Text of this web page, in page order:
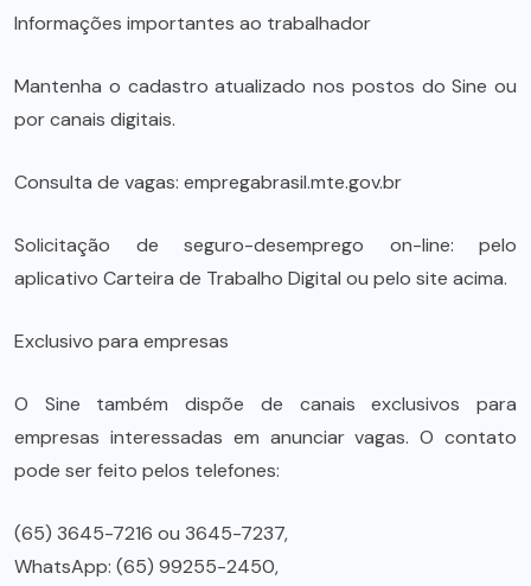
Informações importantes ao trabalhador
Mantenha o cadastro atualizado nos postos do Sine ou
por canais digitais.
Consulta de vagas: empregabrasil.mte.gov.br
Solicitação de seguro-desemprego on-line: pelo
aplicativo Carteira de Trabalho Digital ou pelo site acima.
Exclusivo para empresas
O Sine também dispõe de canais exclusivos para
empresas interessadas em anunciar vagas. O contato
pode ser feito pelos telefones:
(65) 3645-7216 ou 3645-7237,
WhatsApp: (65) 99255-2450,